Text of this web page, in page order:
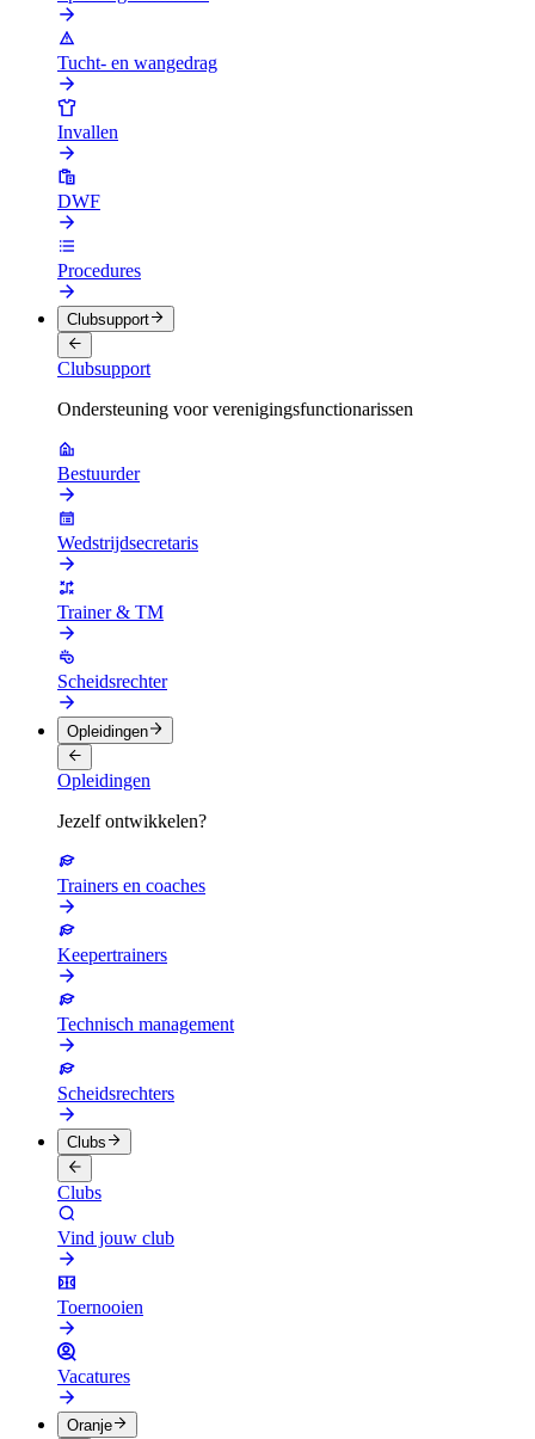
Tucht- en wangedrag
Invallen
DWF
Procedures
Clubsupport
Clubsupport
Ondersteuning voor verenigingsfunctionarissen
Bestuurder
Wedstrijdsecretaris
Trainer & TM
Scheidsrechter
Opleidingen
Opleidingen
Jezelf ontwikkelen?
Trainers en coaches
Keepertrainers
Technisch management
Scheidsrechters
Clubs
Clubs
Vind jouw club
Toernooien
Vacatures
Oranje